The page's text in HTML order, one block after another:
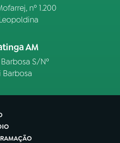
nº 1.200
AM
S/Nº
Barbosa